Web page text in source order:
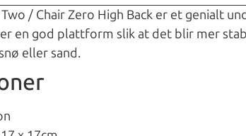
/ Chair Zero High Back er et genialt
en god plattform slik at det blir mer
eller sand.